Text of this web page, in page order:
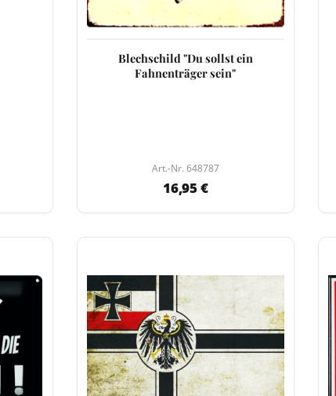
Blechschild "Du sollst ein
Fahnenträger sein"
Art.-Nr. 648787
16,95 €